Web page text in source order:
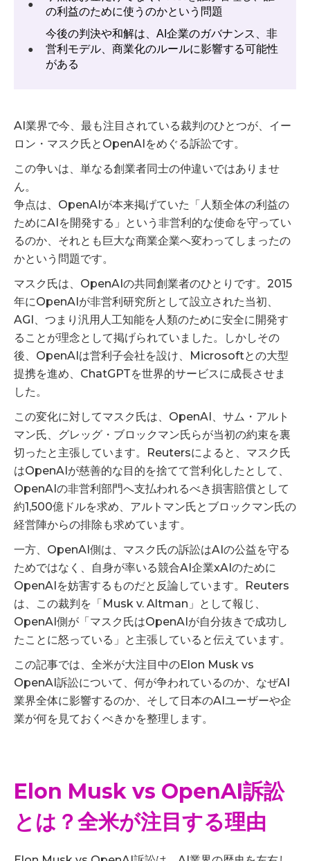
●
の利益のために使うのかという問題
●
今後の判決や和解は、AI企業のガバナンス、非
営利モデル、商業化のルールに影響する可能性
がある
AI業界で今、最も注目されている裁判のひとつが、イー
ロン・マスク氏とOpenAIをめぐる訴訟です。
この争いは、単なる創業者同士の仲違いではありませ
ん。
争点は、OpenAIが本来掲げていた「人類全体の利益の
ためにAIを開発する」という非営利的な使命を守ってい
るのか、それとも巨大な商業企業へ変わってしまったの
かという問題です。
マスク氏は、OpenAIの共同創業者のひとりです。2015
年にOpenAIが非営利研究所として設立された当初、
AGI、つまり汎用人工知能を人類のために安全に開発す
ることが理念として掲げられていました。しかしその
後、OpenAIは営利子会社を設け、Microsoftとの大型
提携を進め、ChatGPTを世界的サービスに成長させま
した。
この変化に対してマスク氏は、OpenAI、サム・アルト
マン氏、グレッグ・ブロックマン氏らが当初の約束を裏
切ったと主張しています。Reutersによると、マスク氏
はOpenAIが慈善的な目的を捨てて営利化したとして、
OpenAIの非営利部門へ支払われるべき損害賠償として
約1,500億ドルを求め、アルトマン氏とブロックマン氏の
経営陣からの排除も求めています。
一方、OpenAI側は、マスク氏の訴訟はAIの公益を守る
ためではなく、自身が率いる競合AI企業xAIのために
OpenAIを妨害するものだと反論しています。Reuters
は、この裁判を「Musk v. Altman」として報じ、
OpenAI側が「マスク氏はOpenAIが自分抜きで成功し
たことに怒っている」と主張していると伝えています。
この記事では、全米が大注目中のElon Musk vs
OpenAI訴訟について、何が争われているのか、なぜAI
業界全体に影響するのか、そして日本のAIユーザーや企
業が何を見ておくべきかを整理します。
Elon Musk vs OpenAI訴訟
とは？全米が注目する理由